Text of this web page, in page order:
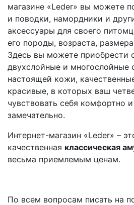
магазине «Leder» вы можете
и поводки, намордники и
аксессуары для своего
его породы, возраста,
Здесь вы можете приобрести
двухслойные и многослойные
настоящей кожи,
красивые, в которых ваш
чувствовать себя комфортно
замечательно.
Интернет-магазин «Leder» –
качественная классическая
весьма приемлемым ценам.
По всем вопросам писать на